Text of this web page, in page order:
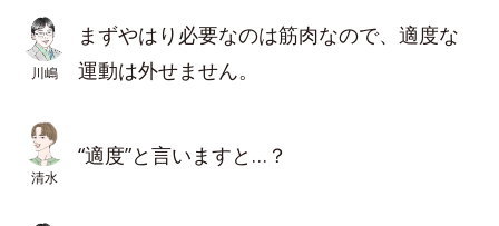
川嶋
まずやはり必要なのは筋肉なので、適度な
運動は外せません。
清水
“適度”と言いますと…？